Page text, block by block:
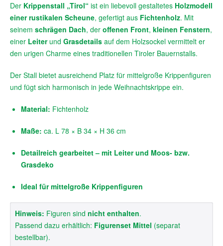
Der Krippenstall „Tirol“ ist ein liebevoll gestaltetes Holzmodell
einer rustikalen Scheune, gefertigt aus Fichtenholz. Mit
seinem schrägen Dach, der offenen Front, kleinen Fenstern,
einer Leiterund Grasdetails auf dem Holzsockel vermittelt er
den urigen Charme eines traditionellen Tiroler Bauernstalls.
Der Stall bietet ausreichend Platz für mittelgroße Krippenfiguren
und fügt sich harmonisch in jede Weihnachtskrippe ein.
Material: Fichtenholz
Maße: ca. L 78 × B 34 × H 36 cm
Detailreich gearbeitet – mit Leiter und Moos- bzw.
Grasdeko
Ideal für mittelgroße Krippenfiguren
Hinweis: Figuren sind nicht enthalten.
Passend dazu erhältlich: Figurenset Mittel (separat
bestellbar).